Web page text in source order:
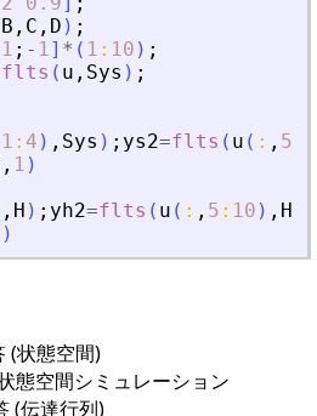
B , C , D ) ;
1 ; - 1] * ( 1 : 10 ) ;
flts ( u , Sys ) ;
1 : 4 ) , Sys ) ; ys2=flts ( u ( : , 5
, 1 )
, H ) ; yh2=flts ( u ( : , 5 : 10 ) , H
)
(状態空間)
態空間シミュレーション
(伝達行列)